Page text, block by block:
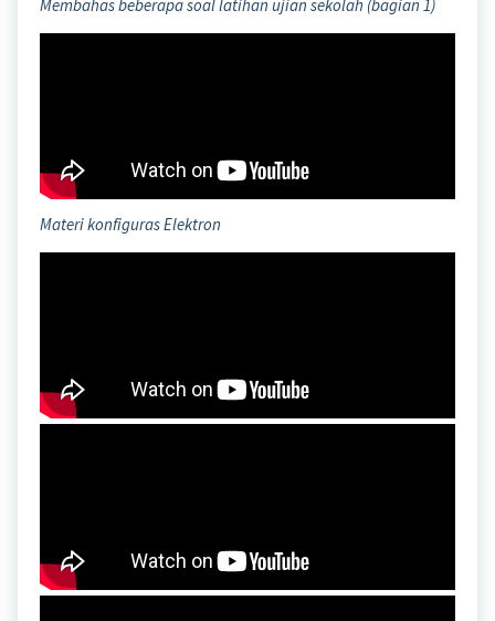
Membahas beberapa soal latihan ujian sekolah (bagian 1)
Materi konfiguras Elektron